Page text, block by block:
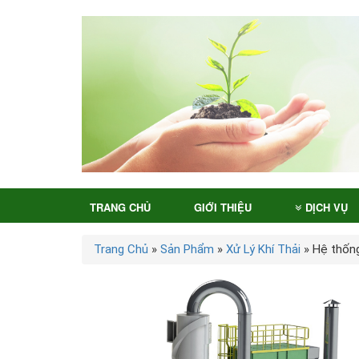
TRANG CHỦ GIỚI THIỆU DỊCH VỤ
Trang Chủ » Sản Phẩm » Xử Lý Khí Thải » Hệ